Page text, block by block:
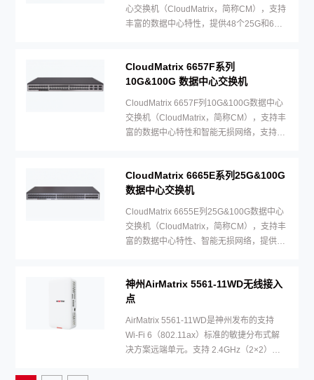
心交换机（CloudMatrix，简称CM），支持
丰富的数据中心特性，提供48个25G和6个
CloudMatrix 6657F系列
10G&100G 数据中心交换机
CloudMatrix 6657F列10G&100G数据中心
交换机（CloudMatrix，简称CM），支持丰
富的数据中心特性和智能无损网络，支持48
CloudMatrix 6665E系列25G&100G
数据中心交换机
CloudMatrix 6655E列25G&100G数据中心
交换机（CloudMatrix，简称CM），支持丰
富的数据中心特性、智能无损网络，提供48
神州AirMatrix 5561-11WD无线接入
点
AirMatrix 5561-11WD是神州发布的支持
Wi-Fi 6（802.11ax）标准的敏捷分布式解
决方案远端单元。支持 2.4GHz（2×2）和